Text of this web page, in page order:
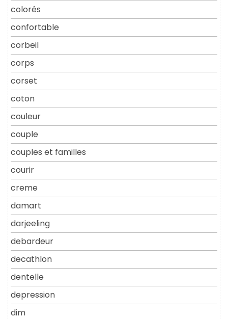
colorés
confortable
corbeil
corps
corset
coton
couleur
couple
couples et familles
courir
creme
damart
darjeeling
debardeur
decathlon
dentelle
depression
dim